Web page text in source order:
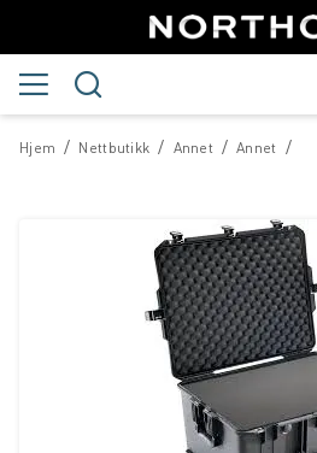
/
Hjem /
Nettbutikk /
Annet /
Annet